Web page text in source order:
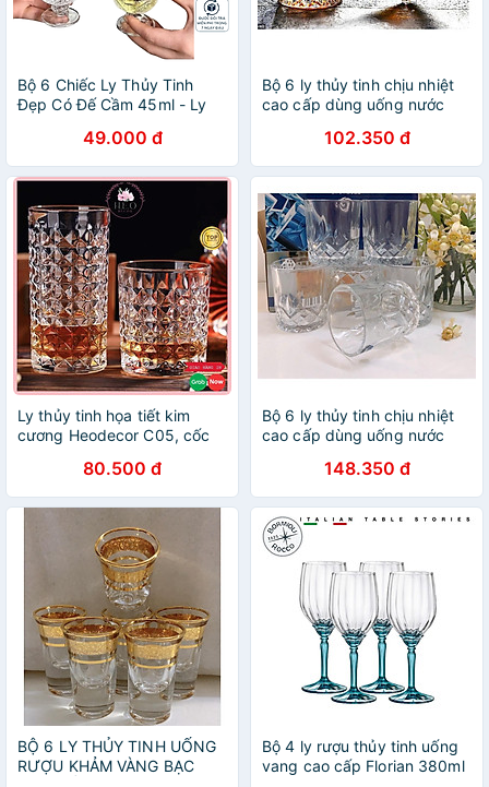
Bộ 6 Chiếc Ly Thủy Tinh
Đẹp Có Đế Cầm 45ml - Ly
Khách, Đãi Tiệc - HÀNG
CHÍNH HÃNG MINIIN
49.000 đ
Bộ 6 ly thủy tinh chịu nhiệt
cao cấp dùng uống nước
102.350 đ
Ly thủy tinh họa tiết kim
cương Heodecor C05, cốc
80.500 đ
Bộ 6 ly thủy tinh chịu nhiệt
cao cấp dùng uống nước
148.350 đ
BỘ 6 LY THỦY TINH UỐNG
RƯỢU KHẢM VÀNG BẠC
Bộ 4 ly rượu thủy tinh uống
vang cao cấp Florian 380ml